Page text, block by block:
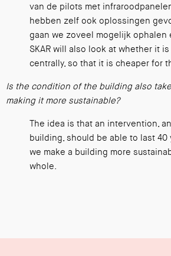
van de pilots met
hebben zelf ook oplossingen
gaan we zoveel mogelijk ophalen
SKAR will also look at whether it
centrally, so that it is cheaper for
Is the condition of the building also
making it more sustainable?
The idea is that an intervention,
building, should be able to last 40
we make a building more
whole.